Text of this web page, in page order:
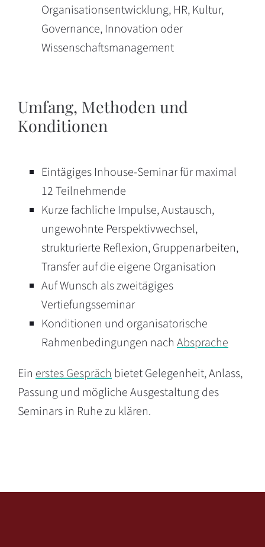
Organisationsentwicklung, HR, Kultur,
Governance, Innovation oder
Wissenschaftsmanagement
Umfang, Methoden und
Konditionen
Eintägiges Inhouse-Seminar für maximal
12 Teilnehmende
Kurze fachliche Impulse, Austausch,
ungewohnte Perspektivwechsel,
strukturierte Reflexion, Gruppenarbeiten,
Transfer auf die eigene Organisation
Auf Wunsch als zweitägiges
Vertiefungsseminar
Konditionen und organisatorische
Rahmenbedingungen nach Absprache
Ein erstes Gesprächbietet Gelegenheit, Anlass,
Passung und mögliche Ausgestaltung des
Seminars in Ruhe zu klären.